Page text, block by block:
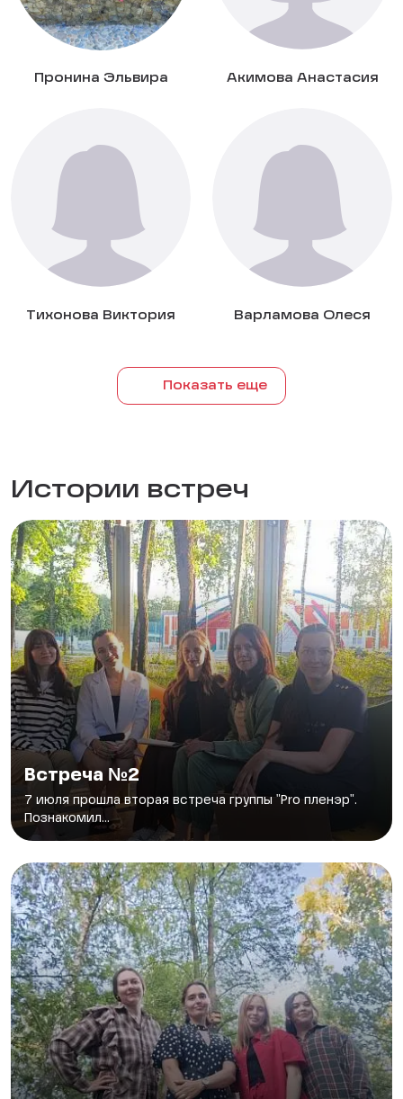
Пронина Эльвира Акимова Анастасия
Тихонова Виктория Варламова Олеся
Показать еще
Истории встреч
Встреча №2
7 июля прошла вторая встреча группы "Pro пленэр".
Познакомил...